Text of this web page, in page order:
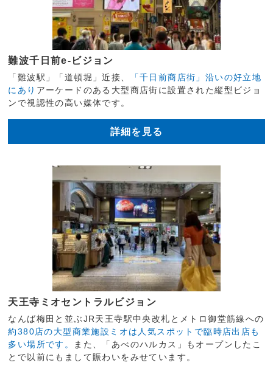
難波千日前e-ビジョン
「難波駅」「道頓堀」近接、
「千日前商店街」沿いの好立地
にあり アーケードのある大型商店街に設置された縦型ビジョ
ンで視認性の高い媒体です。
詳細を見る
天王寺ミオセントラルビジョン
なんば梅田と並ぶJR天王寺駅中央改札とメトロ御堂筋線への
約380店の大型商業施設ミオは人気スポットで臨時店出店も
多い場所です。
また、「あべのハルカス」もオープンしたこ
とで以前にもまして賑わいをみせています。